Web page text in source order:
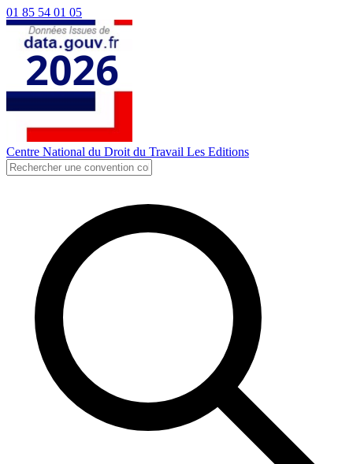
01 85 54 01 05
Centre National du Droit du Travail Les Editions